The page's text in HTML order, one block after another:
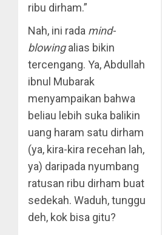
ribu dirham.”
Nah, ini rada mind-
blowingalias bikin
tercengang. Ya, Abdullah
ibnul Mubarak
menyampaikan bahwa
beliau lebih suka balikin
uang haram satu dirham
(ya, kira-kira recehan lah,
ya) daripada nyumbang
ratusan ribu dirham buat
sedekah. Waduh, tunggu
deh, kok bisa gitu?